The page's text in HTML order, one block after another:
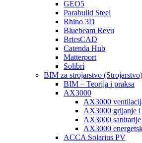
GEO5
Parabuild Steel
Rhino 3D
Bluebeam Revu
BricsCAD
Catenda Hub
Matterport
Solibri
BIM za strojarstvo (Strojarstvo)
BIM – Teorija i praksa
AX3000
AX3000
AX3000 grijanje i
AX3000 sanitarije
AX3000
ACCA Solarius PV